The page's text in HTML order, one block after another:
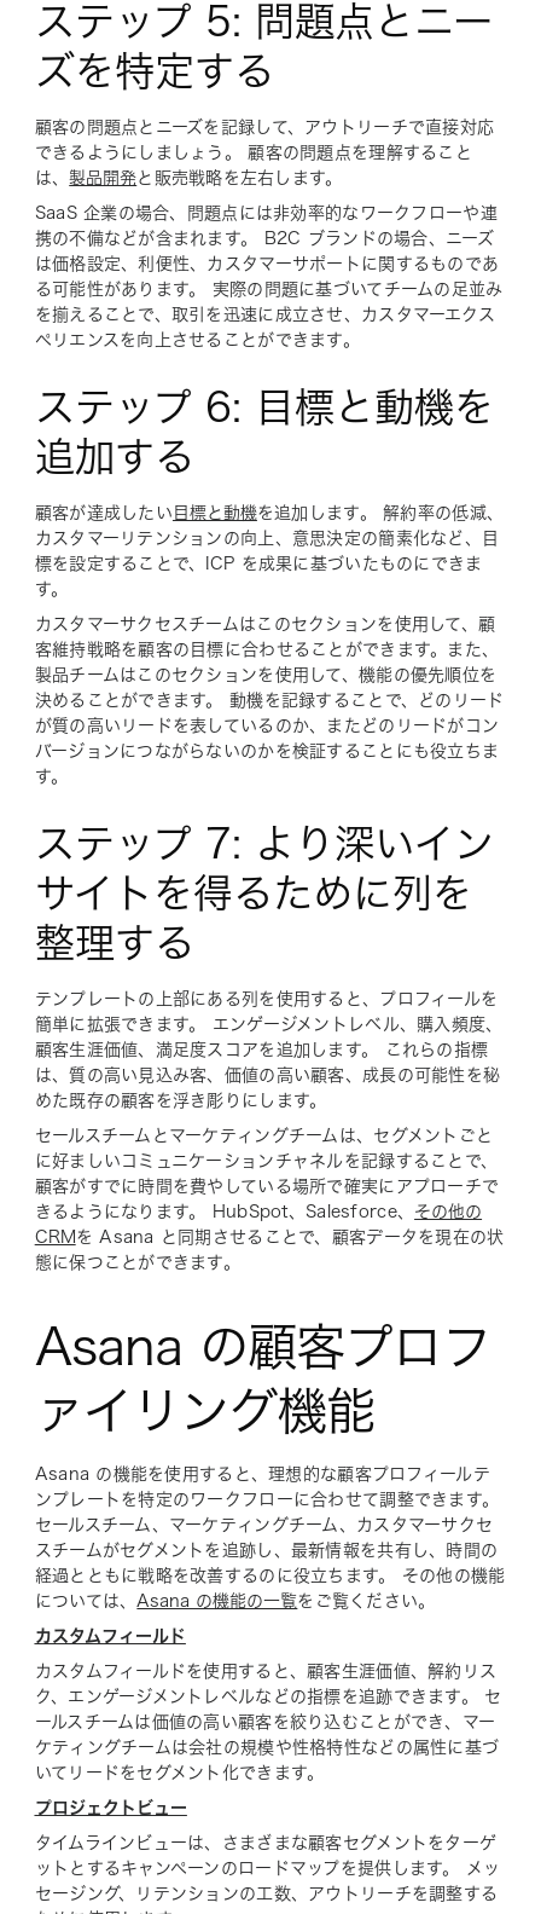
ステップ 5: 問題点とニー
ズを特定する
顧客の問題点とニーズを記録して、アウトリーチで直接対応
できるようにしましょう。 顧客の問題点を理解すること
は、製品開発と販売戦略を左右します。
SaaS 企業の場合、問題点には非効率的なワークフローや連
携の不備などが含まれます。 B2C ブランドの場合、ニーズ
は価格設定、利便性、カスタマーサポートに関するものであ
る可能性があります。 実際の問題に基づいてチームの足並み
を揃えることで、取引を迅速に成立させ、カスタマーエクス
ペリエンスを向上させることができます。
ステップ 6: 目標と動機を
追加する
顧客が達成したい 目標と動機を追加します。 解約率の低減、
カスタマーリテンションの向上、意思決定の簡素化など、目
標を設定することで、ICP を成果に基づいたものにできま
す。
カスタマーサクセスチームはこのセクションを使用して、顧
客維持戦略を顧客の目標に合わせることができます。また、
製品チームはこのセクションを使用して、機能の優先順位を
決めることができます。 動機を記録することで、どのリード
が質の高いリードを表しているのか、またどのリードがコン
バージョンにつながらないのかを検証することにも役立ちま
す。
ステップ 7: より深いイン
サイトを得るために列を
整理する
テンプレートの上部にある列を使用すると、プロフィールを
簡単に拡張できます。 エンゲージメントレベル、購入頻度、
顧客生涯価値、満足度スコアを追加します。 これらの指標
は、質の高い見込み客、価値の高い顧客、成長の可能性を秘
めた既存の顧客を浮き彫りにします。
セールスチームとマーケティングチームは、セグメントごと
に好ましいコミュニケーションチャネルを記録することで、
顧客がすでに時間を費やしている場所で確実にアプローチで
きるようになります。 HubSpot、Salesforce、 その他の
CRM を Asana と同期させることで、顧客データを現在の状
態に保つことができます。
Asana の顧客プロフ
ァイリング機能
Asana の機能を使用すると、理想的な顧客プロフィールテ
ンプレートを特定のワークフローに合わせて調整できます。
セールスチーム、マーケティングチーム、カスタマーサクセ
スチームがセグメントを追跡し、最新情報を共有し、時間の
経過とともに戦略を改善するのに役立ちます。 その他の機能
については、 Asana の機能の一覧をご覧ください。
カスタムフィールド
カスタムフィールドを使用すると、顧客生涯価値、解約リス
ク、エンゲージメントレベルなどの指標を追跡できます。 セ
ールスチームは価値の高い顧客を絞り込むことができ、マー
ケティングチームは会社の規模や性格特性などの属性に基づ
いてリードをセグメント化できます。
プロジェクトビュー
タイムラインビューは、さまざまな顧客セグメントをターゲ
ットとするキャンペーンのロードマップを提供します。 メッ
セージング、リテンションの工数、アウトリーチを調整する